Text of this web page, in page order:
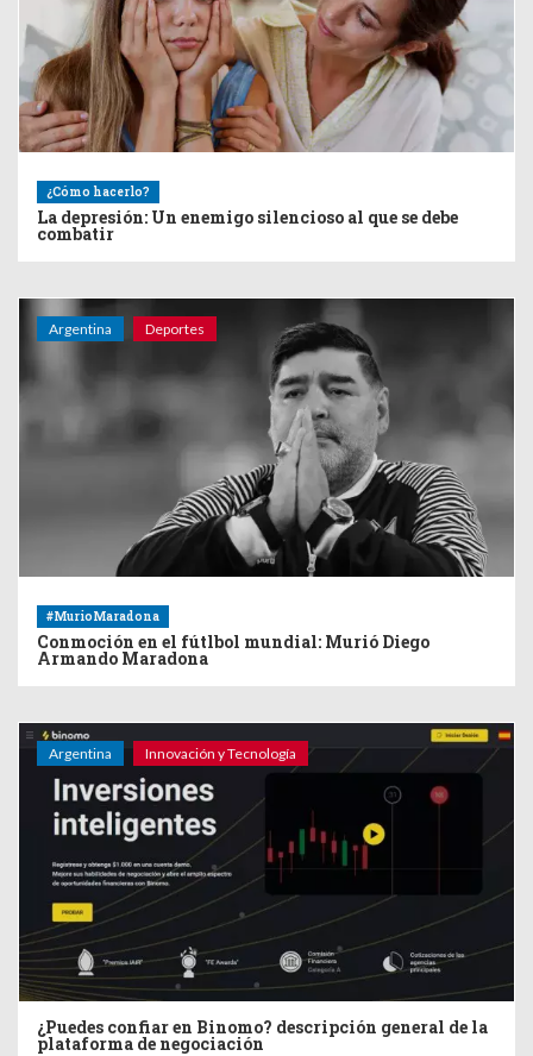
¿Cómo hacerlo?
La depresión: Un enemigo silencioso al que se debe
combatir
Argentina Deportes
#MurioMaradona
Conmoción en el fútlbol mundial: Murió Diego
Armando Maradona
Argentina Innovación y Tecnología
¿Puedes confiar en Binomo? descripción general de la
plataforma de negociación